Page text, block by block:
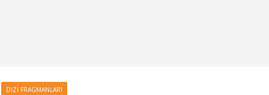
DIZI FRAGMANLARI